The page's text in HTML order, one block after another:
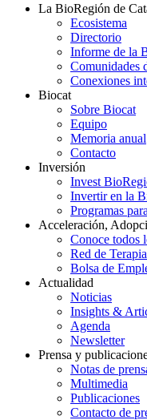
La BioRegión de
Ecosistema
Directorio
Informe de la
Comunidades
Conexiones
Biocat
Sobre Biocat
Equipo
Memoria anual
Contacto
Inversión
Invest
Invertir en la
Programas
Acceleración,
Conoce todos
Red de
Bolsa de
Actualidad
Noticias
Insights &
Agenda
Newsletter
Prensa y
Notas de
Multimedia
Publicaciones
Contacto de